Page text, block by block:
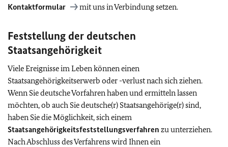
Kontaktformular
mit uns in Verbindung setzen.
Feststellung der deutschen
Staatsangehörigkeit
Viele Ereignisse im Leben können einen
Staatsangehörigkeitserwerb oder -verlust nach sich ziehen.
Wenn Sie deutsche Vorfahren haben und ermitteln lassen
möchten, ob auch Sie deutsche(r) Staatsangehörige(r) sind,
haben Sie die Möglichkeit, sich einem
Staatsangehörigkeitsfeststellungsverfahren zu unterziehen.
Nach Abschluss des Verfahrens wird Ihnen ein